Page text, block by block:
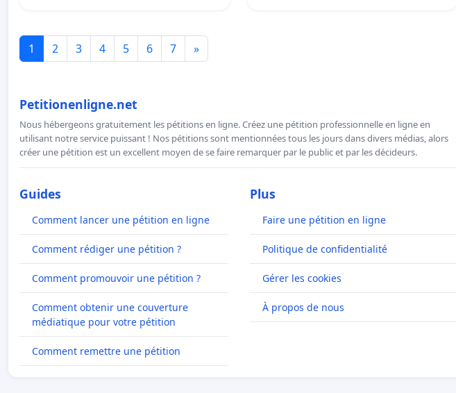
1 2 3 4 5 6 7 »
Petitionenligne.net
Nous hébergeons gratuitement les pétitions en ligne. Créez une pétition professionnelle en ligne en
utilisant notre service puissant ! Nos pétitions sont mentionnées tous les jours dans divers médias, alors
créer une pétition est un excellent moyen de se faire remarquer par le public et par les décideurs.
Guides
Comment lancer une pétition en ligne
Comment rédiger une pétition ?
Comment promouvoir une pétition ?
Comment obtenir une couverture
médiatique pour votre pétition
Comment remettre une pétition
Plus
Faire une pétition en ligne
Politique de confidentialité
Gérer les cookies
À propos de nous